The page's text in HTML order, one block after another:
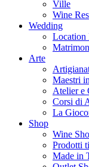
Ville
Wine
Wedding
Location
Arte
Maestri
Atelier e
Corsi di
La
Shop
Wine
Prodotti
Made in